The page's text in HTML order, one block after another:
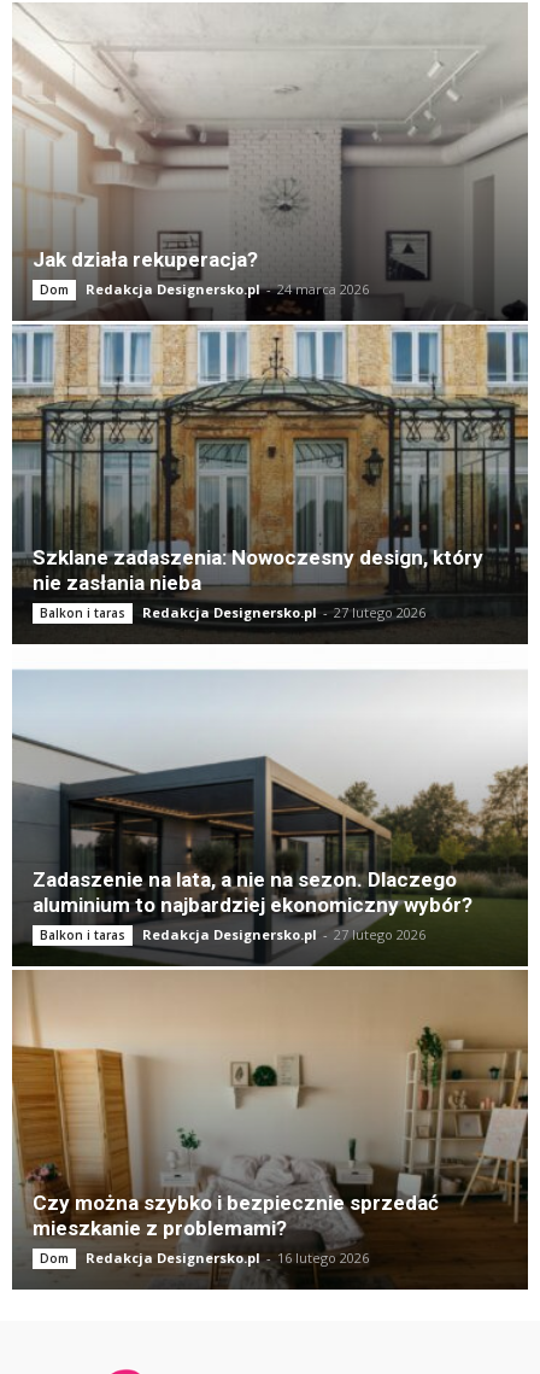
Jak działa rekuperacja?
Dom Redakcja Designersko.pl - 24 marca 2026
Szklane zadaszenia: Nowoczesny design, który
nie zasłania nieba
Balkon i taras Redakcja Designersko.pl - 27 lutego 2026
Zadaszenie na lata, a nie na sezon. Dlaczego
aluminium to najbardziej ekonomiczny wybór?
Balkon i taras Redakcja Designersko.pl - 27 lutego 2026
Czy można szybko i bezpiecznie sprzedać
mieszkanie z problemami?
Dom Redakcja Designersko.pl - 16 lutego 2026